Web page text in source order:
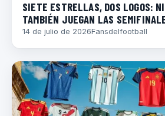
SIETE ESTRELLAS, DOS LOGOS:
TAMBIÉN JUEGAN LAS
14 de julio de 2026Fansdelfootball